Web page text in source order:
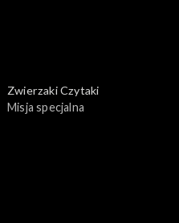
Zwierzaki Czytaki
Misja specjalna